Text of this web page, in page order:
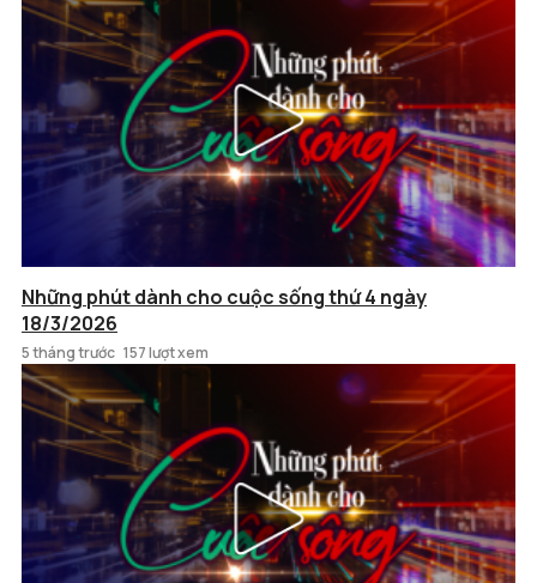
Những phút dành cho cuộc sống thứ 4 ngày
18/3/2026
5 tháng trước 157 lượt xem